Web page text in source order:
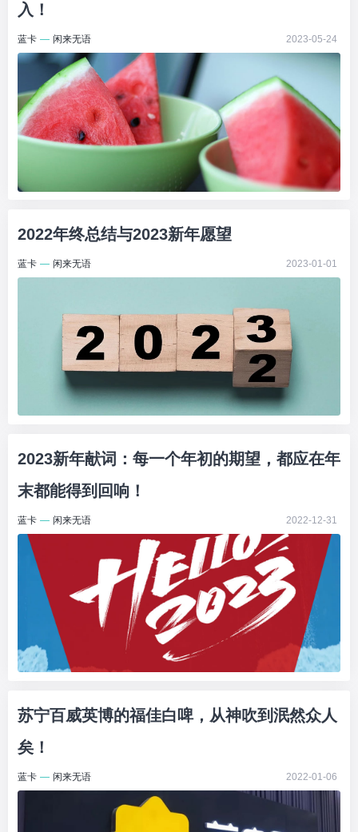
入！
蓝卡 — 闲来无语 2023-05-24
2022年终总结与2023新年愿望
蓝卡 — 闲来无语 2023-01-01
2023新年献词：每一个年初的期望，都应在年
末都能得到回响！
蓝卡 — 闲来无语 2022-12-31
苏宁百威英博的福佳白啤，从神吹到泯然众人
矣！
蓝卡 — 闲来无语 2022-01-06